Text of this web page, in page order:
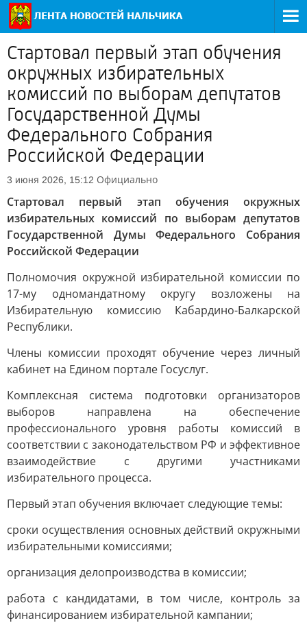
Стартовал первый этап обучения
окружных избирательных
комиссий по выборам депутатов
Государственной Думы
Федерального Собрания
Российской Федерации
3 июня 2026, 15:12 Официально
Стартовал первый этап обучения окружных
избирательных комиссий по выборам депутатов
Государственной Думы Федерального Собрания
Российской Федерации
Полномочия окружной избирательной комиссии по
17-му одномандатному округу возложены на
Избирательную комиссию Кабардино-Балкарской
Республики.
Члены комиссии проходят обучение через личный
кабинет на Едином портале Госуслуг.
Комплексная система подготовки организаторов
выборов направлена на обеспечение
профессионального уровня работы комиссий в
соответствии с законодательством РФ и эффективное
взаимодействие с другими участниками
избирательного процесса.
Первый этап обучения включает следующие темы:
сроки осуществления основных действий окружными
избирательными комиссиями;
организация делопроизводства в комиссии;
работа с кандидатами, в том числе, контроль за
финансированием избирательной кампании;